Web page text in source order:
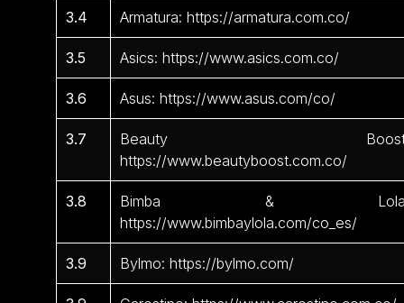
3.4 Armatura: https://armatura.com.co/
3.5 Asics: https://www.asics.com.co/
3.6 Asus: https://www.asus.com/co/
3.7
Beauty
https://www.beautyboost.com.co/
3.8
Bimba &
https://www.bimbaylola.com/co_es/
3.9 Bylmo: https://bylmo.com/